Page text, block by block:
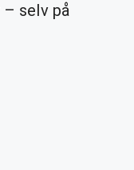
– selv på